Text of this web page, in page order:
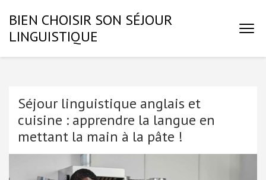
contenu
BIEN CHOISIR SON SÉJOUR
LINGUISTIQUE
Séjour linguistique anglais et
cuisine : apprendre la langue en
mettant la main à la pâte !